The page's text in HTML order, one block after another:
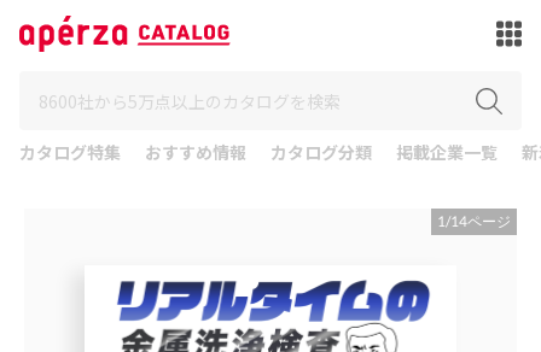
カタログ特集 おすすめ情報 カタログ分類 掲載企業一覧
1/14ページ